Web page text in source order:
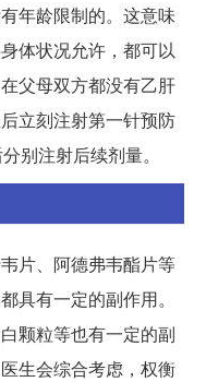
年龄限制的。这意味
体状况允许，都可以
父母双方都没有乙肝
立刻注射第一针预防
别注射后续剂量。
片、阿德弗韦酯片等
具有一定的副作用。
颗粒等也有一定的副
生会综合考虑，权衡